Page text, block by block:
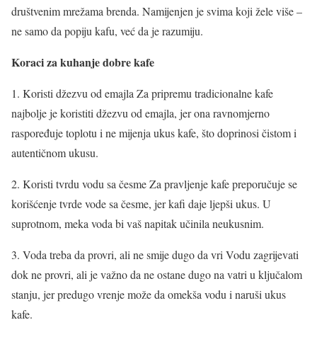
društvenim mrežama brenda. Namijenjen je svima koji žele više –
ne samo da popiju kafu, već da je razumiju.
Koraci za kuhanje dobre kafe
1. Koristi džezvu od emajla Za pripremu tradicionalne kafe
najbolje je koristiti džezvu od emajla, jer ona ravnomjerno
raspoređuje toplotu i ne mijenja ukus kafe, što doprinosi čistom i
autentičnom ukusu.
2. Koristi tvrdu vodu sa česme Za pravljenje kafe preporučuje se
korišćenje tvrde vode sa česme, jer kafi daje ljepši ukus. U
suprotnom, meka voda bi vaš napitak učinila neukusnim.
3. Voda treba da provri, ali ne smije dugo da vri Vodu zagrijevati
dok ne provri, ali je važno da ne ostane dugo na vatri u ključalom
stanju, jer predugo vrenje može da omekša vodu i naruši ukus
kafe.